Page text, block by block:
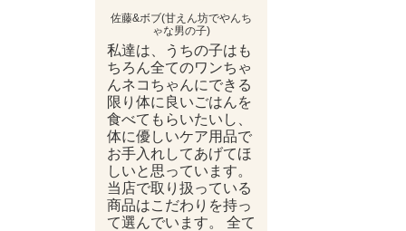
佐藤&ボブ(甘えん坊でやんち
ゃな男の子)
私達は、うちの子はも
ちろん全てのワンちゃ
んネコちゃんにできる
限り体に良いごはんを
食べてもらいたいし、
体に優しいケア用品で
お手入れしてあげてほ
しいと思っています。
当店で取り扱っている
商品はこだわりを持っ
て選んでいます。 全て